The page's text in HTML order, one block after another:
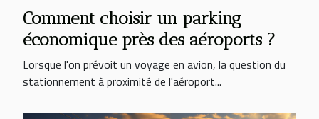
Comment choisir un parking
économique près des aéroports ?
Lorsque l'on prévoit un voyage en avion, la question du
stationnement à proximité de l'aéroport...